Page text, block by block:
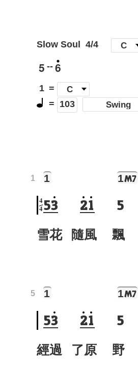
Slow Soul 4/4 C ]
5 -- 6
1 =
C
= 103 Swing)
1 1M7
53 21 5
4
4
1
雪花 隨風 飄
1 1M7
53 21 5
5
經過 了原 野